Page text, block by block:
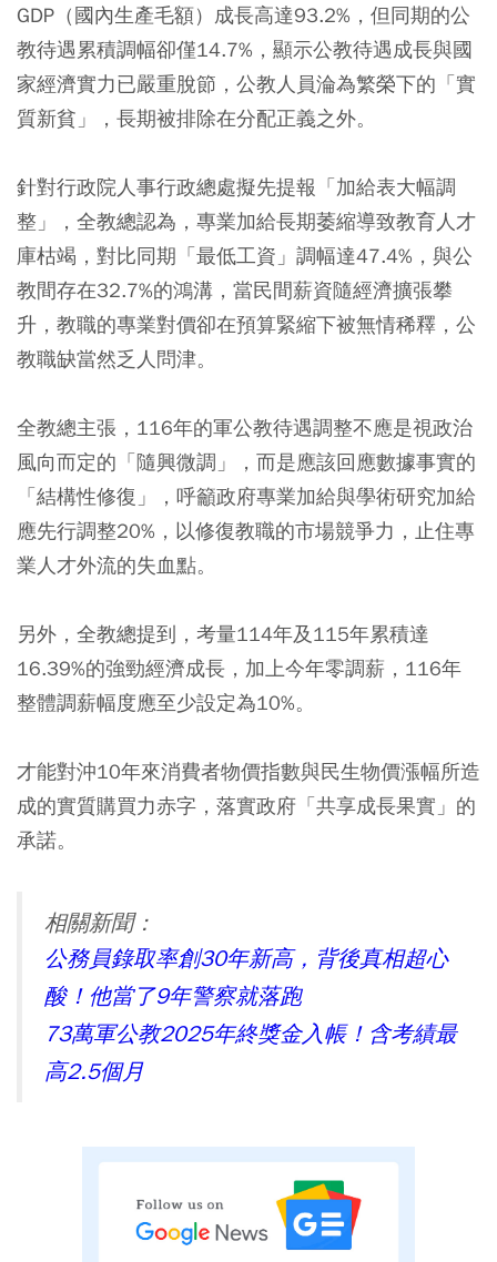
GDP（國內生產毛額）成長高達93.2%，但同期的公
教待遇累積調幅卻僅14.7%，顯示公教待遇成長與國
家經濟實力已嚴重脫節，公教人員淪為繁榮下的「實
質新貧」，長期被排除在分配正義之外。
針對行政院人事行政總處擬先提報「加給表大幅調
整」，全教總認為，專業加給長期萎縮導致教育人才
庫枯竭，對比同期「最低工資」調幅達47.4%，與公
教間存在32.7%的鴻溝，當民間薪資隨經濟擴張攀
升，教職的專業對價卻在預算緊縮下被無情稀釋，公
教職缺當然乏人問津。
全教總主張，116年的軍公教待遇調整不應是視政治
風向而定的「隨興微調」，而是應該回應數據事實的
「結構性修復」，呼籲政府專業加給與學術研究加給
應先行調整20%，以修復教職的市場競爭力，止住專
業人才外流的失血點。
另外，全教總提到，考量114年及115年累積達
16.39%的強勁經濟成長，加上今年零調薪，116年
整體調薪幅度應至少設定為10%。
才能對沖10年來消費者物價指數與民生物價漲幅所造
成的實質購買力赤字，落實政府「共享成長果實」的
承諾。
相關新聞：
公務員錄取率創30年新高，背後真相超心
酸！他當了9年警察就落跑
73萬軍公教2025年終獎金入帳！含考績最
高2.5個月